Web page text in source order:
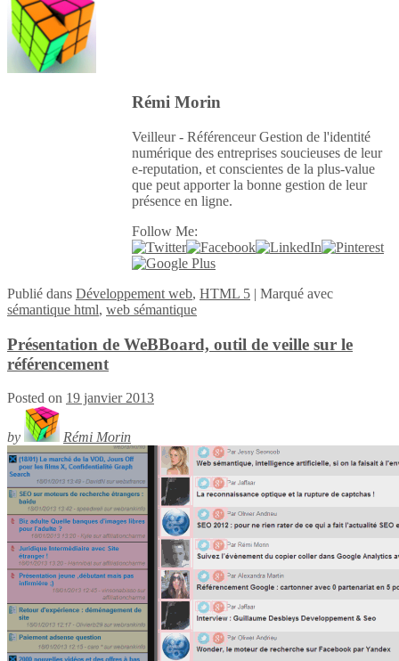
Rémi Morin
Veilleur - Référenceur Gestion de l'identité
numérique des entreprises soucieuses de leur
e-reputation, et conscientes de la plus-value
que peut apporter la bonne gestion de leur
présence en ligne.
Follow Me:
Publié dans Développement web, HTML 5 | Marqué avec
sémantique html, web sémantique
Présentation de WeBBoard, outil de veille sur le
référencement
Posted on 19 janvier 2013
by Rémi Morin